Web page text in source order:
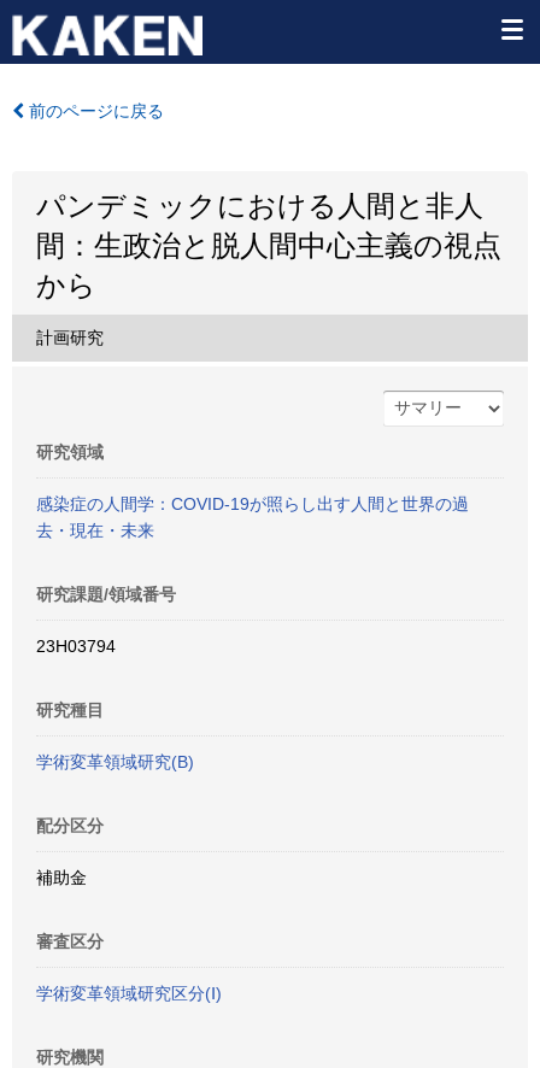
前のページに戻る
パンデミックにおける人間と非人
間：生政治と脱人間中心主義の視点
から
計画研究
研究領域
感染症の人間学：COVID-19が照らし出す人間と世界の過
去・現在・未来
研究課題/領域番号
23H03794
研究種目
学術変革領域研究(B)
配分区分
補助金
審査区分
学術変革領域研究区分(Ⅰ)
研究機関